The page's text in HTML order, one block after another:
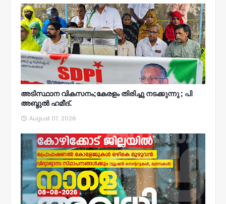
അടിസ്ഥാന വികസനം;കേരളം തിരിച്ചു നടക്കുന്നു ; പി
അബ്ദുൽ ഹമീദ്.
August 07, 2026